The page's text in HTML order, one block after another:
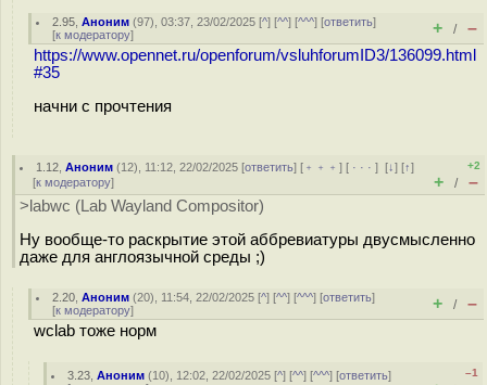
2.95 ,Аноним (97), 03:37, 23/02/2025 [^] [^^] [^^^] [ответить]
[к модератору] + / –
https://www.opennet.ru/openforum/vsluhforumID3/136099.html
#35
начни с прочтения
1.12 ,Аноним (12), 11:12, 22/02/2025 [ответить] [ ﹢﹢﹢] [ · · ·][↓] [↑]
[к модератору]
+2
+ / –
>labwc (Lab Wayland Compositor)
Ну вообще-то раскрытие этой аббревиатуры двусмысленно
даже для англоязычной среды ;)
2.20 ,Аноним (20), 11:54, 22/02/2025 [^] [^^] [^^^] [ответить]
[к модератору] + / –
wclab тоже норм
3.23 ,Аноним (10), 12:02, 22/02/2025 [^] [^^] [^^^] [ответить]
–1